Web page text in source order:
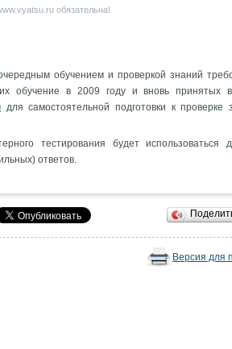
обязательна!
обучением и проверкой знаний
обучение в 2009 году и вновь принятых
для самостоятельной подготовки к проверке
тестирования будет использоваться
ответов.
Версия для